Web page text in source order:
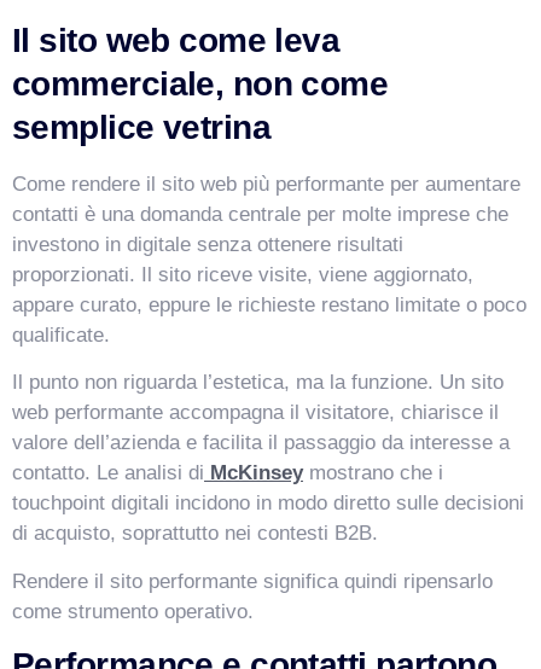
Il sito web come leva
commerciale, non come
semplice vetrina
Come rendere il sito web più performante per aumentare
contatti è una domanda centrale per molte imprese che
investono in digitale senza ottenere risultati
proporzionati. Il sito riceve visite, viene aggiornato,
appare curato, eppure le richieste restano limitate o poco
qualificate.
Il punto non riguarda l’estetica, ma la funzione. Un sito
web performante accompagna il visitatore, chiarisce il
valore dell’azienda e facilita il passaggio da interesse a
contatto. Le analisi di McKinseymostrano che i
touchpoint digitali incidono in modo diretto sulle decisioni
di acquisto, soprattutto nei contesti B2B.
Rendere il sito performante significa quindi ripensarlo
come strumento operativo.